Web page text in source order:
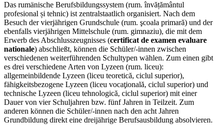
Das rumänische Berufsbildungssystem (rum. învățământul
profesional și tehnic) ist zentralstaatlich organisiert. Nach dem
Besuch der vierjährigen Grundschule (rum. şcoala primară) und der
ebenfalls vierjährigen Mittelschule (rum. gimnaziu), die mit dem
Erwerb des Abschlusszeugnisses (certificat de examen evaluare
nationale) abschließt, können die Schüler/-innen zwischen
verschiedenen weiterführenden Schultypen wählen. Zum einen gibt
es drei verschiedene Arten von Lyzeen (rum. liceu):
allgemeinbildende Lyzeen (liceu teoretică, ciclul superior),
fähigkeitsbezogene Lyzeen (liceu vocaţională, ciclul superior) und
technische Lyzeen (liceu tehnologică, ciclul superior) mit einer
Dauer von vier Schuljahren bzw. fünf Jahren in Teilzeit. Zum
anderen können die Schüler/-innen nach den acht Jahren
Grundbildung direkt eine dreijährige Berufsausbildung absolvieren.